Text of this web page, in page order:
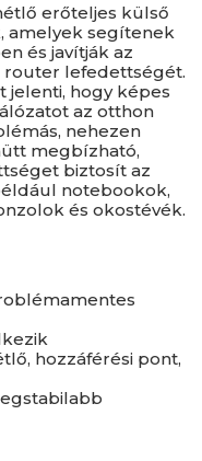
erőteljes külső
amelyek segítenek
és javítják az
router lefedettségét.
jelenti, hogy képes
az otthon
nehezen
megbízható,
biztosít az
notebookok,
és okostévék.
hozzáférési pont,